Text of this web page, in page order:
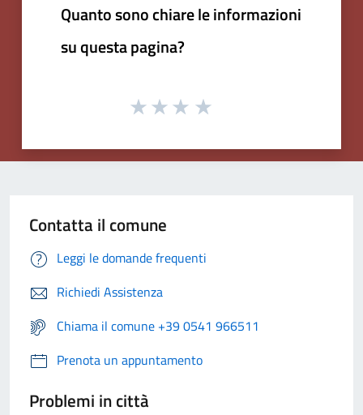
Quanto sono chiare le informazioni
su questa pagina?
Contatta il comune
Leggi le domande frequenti
Richiedi Assistenza
Chiama il comune +39 0541 966511
Prenota un appuntamento
Problemi in città